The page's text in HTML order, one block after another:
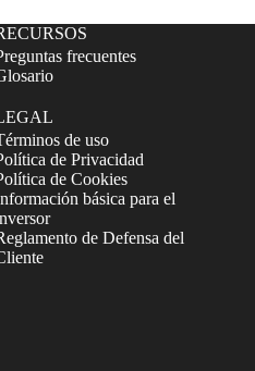
frecuentes
de uso
de Privacidad
de Cookies
básica para el
de Defensa del